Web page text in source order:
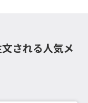
される人気メ